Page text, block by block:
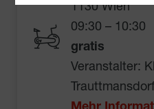
1130 Wien
09:30 – 10:30
gratis
Veranstalter: